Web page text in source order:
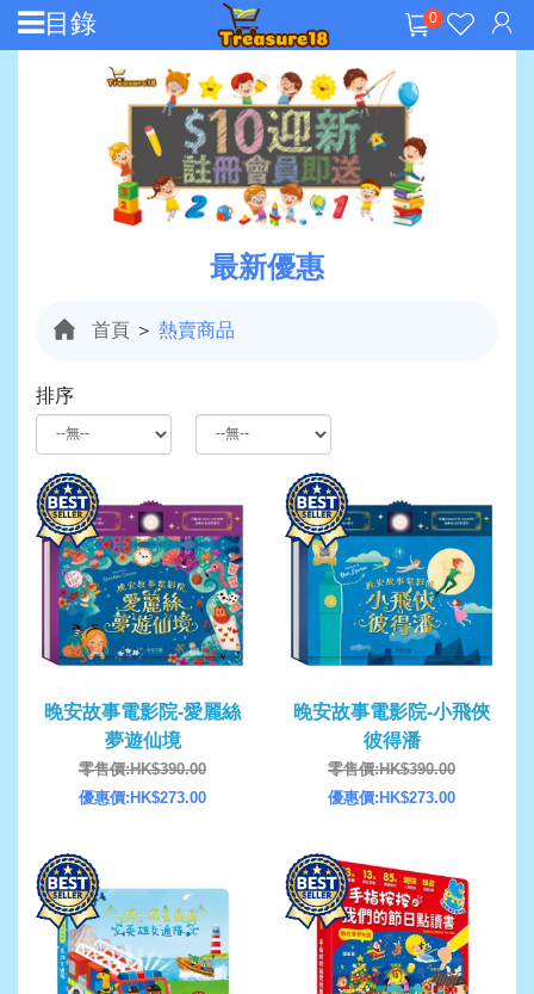
0
目錄
最新優惠
首頁 ＞ 熱賣商品
排序
晚安故事電影院-愛麗絲
夢遊仙境
零售價:HK$390.00
優惠價:HK$273.00
晚安故事電影院-小飛俠
彼得潘
零售價:HK$390.00
優惠價:HK$273.00